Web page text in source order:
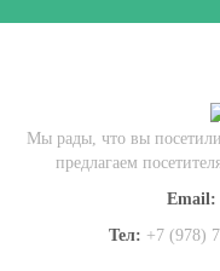
Мы рады, что вы
предлагаем
Email:
Тел: +7 (978)